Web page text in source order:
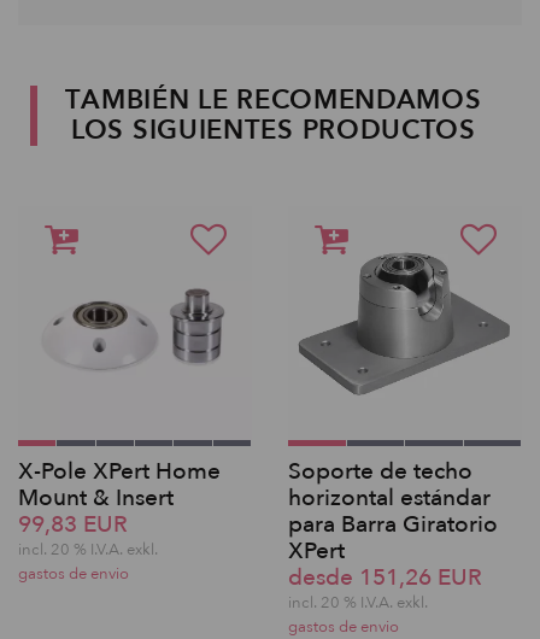
TAMBIÉN LE RECOMENDAMOS
LOS SIGUIENTES PRODUCTOS
X-Pole XPert Home
Mount & Insert
99,83 EUR
incl. 20 % I.V.A. exkl.
gastos de envio
Soporte de techo
horizontal estándar
para Barra Giratorio
XPert
desde 151,26 EUR
incl. 20 % I.V.A. exkl.
gastos de envio